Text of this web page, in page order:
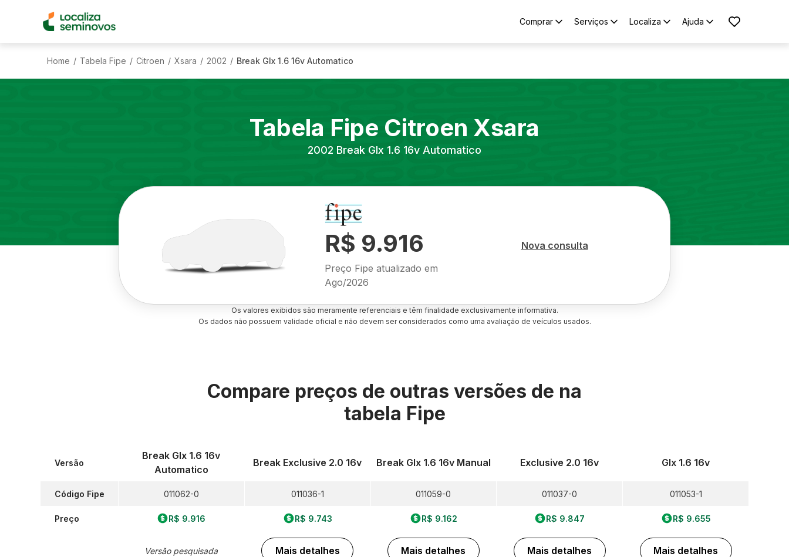
Comprar Serviços Localiza Ajuda
Home / Tabela Fipe / Citroen / Xsara / 2002 / Break Glx 1.6 16v Automatico
Tabela Fipe Citroen Xsara
2002 Break Glx 1.6 16v Automatico
R$ 9.916
Preço Fipe atualizado em
Ago/2026
Nova consulta
Os valores exibidos são meramente referenciais e têm finalidade exclusivamente informativa.
Os dados não possuem validade oficial e não devem ser considerados como uma avaliação de veículos usados.
Compare preços de outras versões de na
tabela Fipe
Versão
Código Fipe
Preço
Break Glx 1.6 16v
Automatico
011062-0
R$ 9.916
Versão pesquisada
Break Exclusive 2.0 16v
011036-1
R$ 9.743
Mais detalhes
Break Glx 1.6 16v Manual
011059-0
R$ 9.162
Mais detalhes
Exclusive 2.0 16v
011037-0
R$ 9.847
Mais detalhes
Glx 1.6 16v
011053-1
R$ 9.655
Mais detalhes